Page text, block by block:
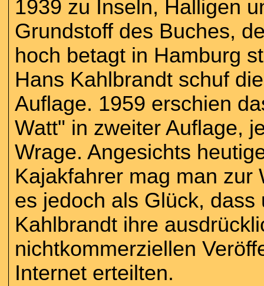
1939 zu Inseln, Halligen
Grundstoff des Buches,
hoch betagt in Hamburg
Hans Kahlbrandt schuf
Auflage. 1959 erschien
Watt" in zweiter Auflage,
Wrage. Angesichts
Kajakfahrer mag man zur
es jedoch als Glück,
Kahlbrandt ihre
nichtkommerziellen
Internet erteilten.